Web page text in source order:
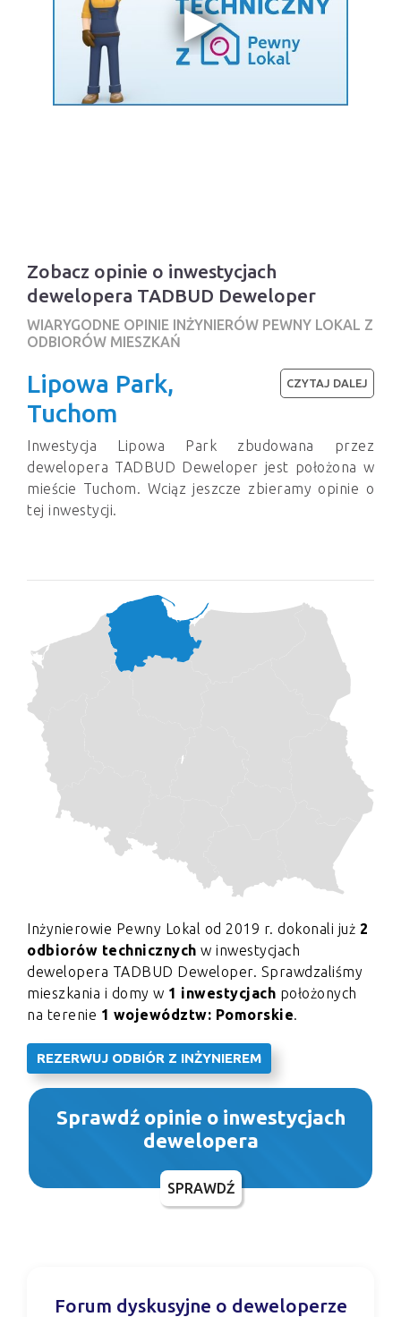
Zobacz opinie o inwestycjach
dewelopera TADBUD Deweloper
WIARYGODNE OPINIE INŻYNIERÓW PEWNY LOKAL Z
ODBIORÓW MIESZKAŃ
Lipowa Park,
Tuchom
Inwestycja Lipowa Park zbudowana przez
dewelopera TADBUD Deweloper jest położona w
mieście Tuchom. Wciąz jeszcze zbieramy opinie o
tej inwestycji.
CZYTAJ DALEJ
Inżynierowie Pewny Lokal od 2019 r. dokonali już 2
odbiorów technicznych w inwestycjach
dewelopera TADBUD Deweloper. Sprawdzaliśmy
mieszkania i domy w 1 inwestycjach położonych
na terenie 1 województw: Pomorskie.
REZERWUJ ODBIÓR Z INŻYNIEREM
Sprawdź opinie o inwestycjach
dewelopera
SPRAWDŹ
Forum dyskusyjne o deweloperze